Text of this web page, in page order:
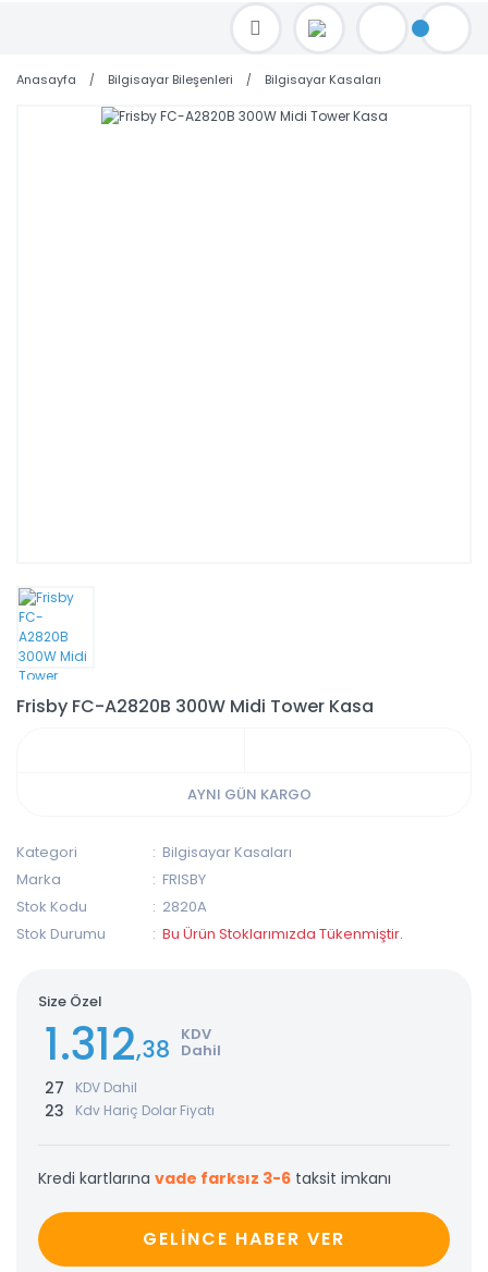
TOPTAN FİYAT ALMAK İÇİN satis@toptanbilgisayar.net MAİL ATINIZ.
SİPARİŞLERİNİZİ AYNI GÜN KARGO İLE GÖNDERİYORUZ!
Anasayfa Bilgisayar Bileşenleri Bilgisayar Kasaları
Frisby FC-A2820B 300W Midi Tower Kasa
AYNI GÜN KARGO
Kategori
Bilgisayar Kasaları
Marka
FRISBY
Stok Kodu
2820A
Stok Durumu
Bu Ürün Stoklarımızda Tükenmiştir.
Size Özel
1.312,38 KDV
Dahil
27 KDV Dahil
23 Kdv Hariç Dolar Fiyatı
Kredi kartlarına vade farksız 3-6 taksit imkanı
GELİNCE HABER VER